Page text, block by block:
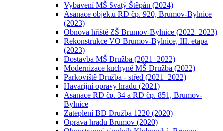
Vybavení MŠ Svatý Štěpán (2024)
Asanace objektu RD čp. 920, Brumov-Bylnice
(2023)
Obnova hřiště ZŠ Brumov-Bylnice (2022–2023)
Rekonstrukce VO Brumov-Bylnice, III. etapa
(2023)
Dostavba MŠ Družba (2021–2022)
Modernizace kuchyně MŠ Družba (2022)
Parkoviště Družba - střed (2021–2022)
Havarijní opravy hradu (2021)
Asanace RD čp. 34 a RD čp. 851, Brumov-
Bylnice
Zateplení BD Družba 1220 (2020)
Oprava hradu Brumov (2020)